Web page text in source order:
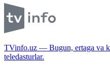
TVinfo.uz — Bugun, ertaga va
teledasturlar.